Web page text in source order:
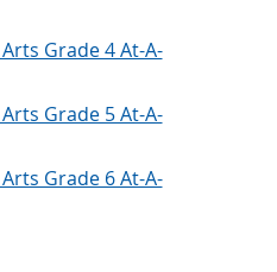
Grade 4 At-A-
Grade 5 At-A-
Grade 6 At-A-